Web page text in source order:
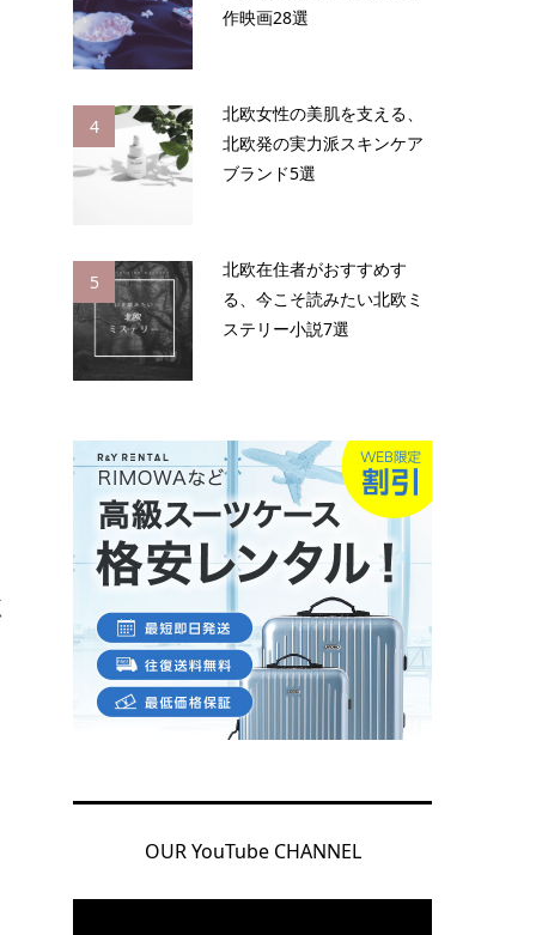
作映画28選
4
北欧女性の美肌を支える、
北欧発の実力派スキンケア
ブランド5選
5
北欧在住者がおすすめす
る、今こそ読みたい北欧ミ
ステリー小説7選
OUR YouTube CHANNEL